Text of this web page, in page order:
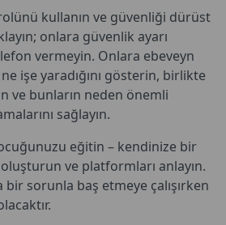
kullanın ve güvenliği dürüst
onlara güvenlik ayarı
vermeyin. Onlara ebeveyn
işe yaradığını gösterin, birlikte
ve bunların neden önemli
sağlayın.
eğitin – kendinize bir
ve platformları anlayın.
bir sorunla baş etmeye çalışırken